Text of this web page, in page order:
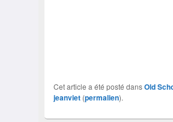
Cet article a été posté dansOld
jeanviet(permalien).